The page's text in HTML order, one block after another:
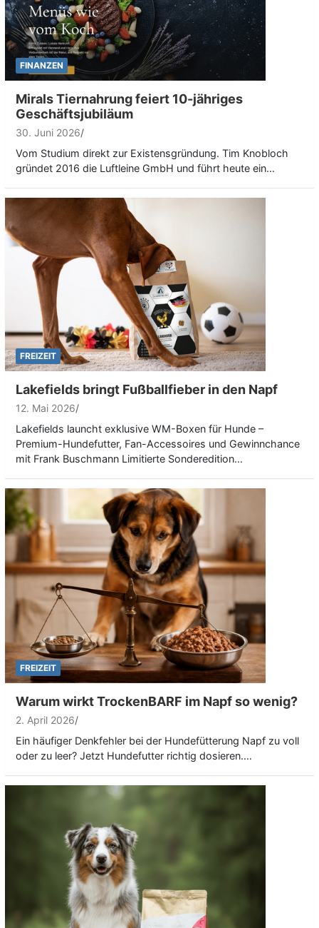
FINANZEN
Mirals Tiernahrung feiert 10-jähriges
Geschäftsjubiläum
30. Juni 2026
Vom Studium direkt zur Existensgründung. Tim Knobloch
gründet 2016 die Luftleine GmbH und führt heute ein…
FREIZEIT
Lakefields bringt Fußballfieber in den Napf
12. Mai 2026
Lakefields launcht exklusive WM-Boxen für Hunde –
Premium-Hundefutter, Fan-Accessoires und Gewinnchance
mit Frank Buschmann Limitierte Sonderedition…
FREIZEIT
Warum wirkt TrockenBARF im Napf so wenig?
2. April 2026
Ein häufiger Denkfehler bei der Hundefütterung Napf zu voll
oder zu leer? Jetzt Hundefutter richtig dosieren.…